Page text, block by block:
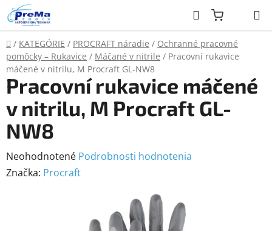
Prejsť
na
obsah
Hľadať
Domov
/ KATEGÓRIE / PROCRAFT náradie / Ochranné pracovné
pomôcky – Rukavice / Máčané v nitrile / Pracovní rukavice
máčené v nitrilu, M Procraft GL-NW8
Pracovní rukavice máčené
v nitrilu, M Procraft GL-
NW8
Priemerné
hodnotenie
Neohodnotené Podrobnosti hodnotenia
Značka: Procraft